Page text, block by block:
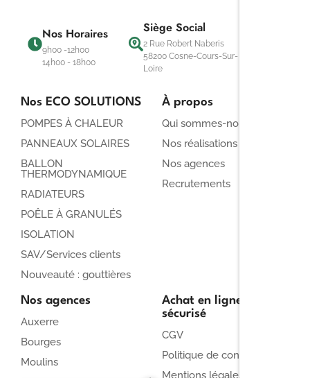
Nos Horaires
9h00 -12h00
14h00 - 18h00
Siège Social
2 Rue Robert Naberis
58200 Cosne-Cours-Sur-
Loire
Nos ECO SOLUTIONS
POMPES À CHALEUR
PANNEAUX SOLAIRES
BALLON
THERMODYNAMIQUE
RADIATEURS
POÊLE À GRANULÉS
ISOLATION
SAV/Services clients
Nouveauté : gouttières
À propos
Qui sommes-nous ?
Nos réalisations
Nos agences
Recrutements
Nos agences
Auxerre
Bourges
Moulins
Achat en ligne
sécurisé
CGV
Politique de confidentialité